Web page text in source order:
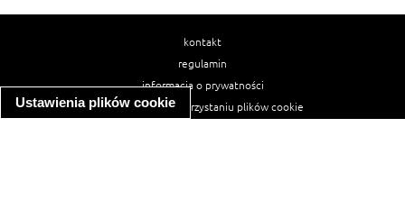
Ustawienia plików cookie
kontakt
regulamin
informacja o prywatności
informacja o wykorzystaniu plików cookie